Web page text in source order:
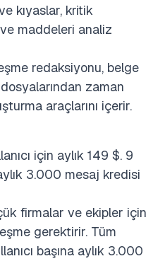
kıyaslar, kritik
maddeleri analiz
redaksiyonu, belge
zaman
araçlarını içerir.
için aylık 149 $. 9
3.000 mesaj kredisi
firmalar ve ekipler için
gerektirir. Tüm
başına aylık 3.000